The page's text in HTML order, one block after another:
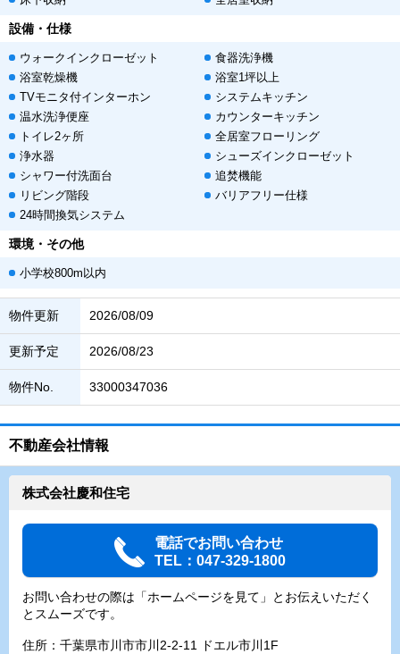
設備・仕様
ウォークインクローゼット
食器洗浄機
浴室乾燥機
浴室1坪以上
TVモニタ付インターホン
システムキッチン
温水洗浄便座
カウンターキッチン
トイレ2ヶ所
全居室フローリング
浄水器
シューズインクローゼット
シャワー付洗面台
追焚機能
リビング階段
バリアフリー仕様
24時間換気システム
環境・その他
小学校800m以内
物件更新 2026/08/09
更新予定 2026/08/23
物件No. 33000347036
不動産会社情報
株式会社慶和住宅
電話でお問い合わせ
TEL：047-329-1800
お問い合わせの際は「ホームページを見て」とお伝えいただく
とスムーズです。
住所：千葉県市川市市川2-2-11 ドエル市川1F